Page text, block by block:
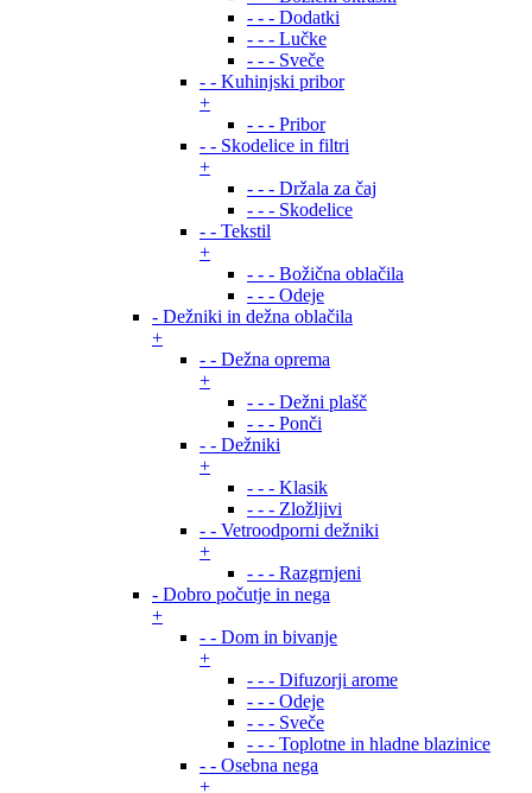
- - - Dodatki
- - - Lučke
- - - Sveče
- - Kuhinjski pribor
+
- - - Pribor
- - Skodelice in filtri
+
- - - Držala za čaj
- - - Skodelice
- - Tekstil
+
- - - Božična oblačila
- - - Odeje
- Dežniki in dežna oblačila
+
- - Dežna oprema
+
- - - Dežni plašč
- - - Ponči
- - Dežniki
+
- - - Klasik
- - - Zložljivi
- - Vetroodporni dežniki
+
- - - Razgrnjeni
- Dobro počutje in nega
+
- - Dom in bivanje
+
- - - Difuzorji arome
- - - Odeje
- - - Sveče
- - - Toplotne in hladne blazinice
- - Osebna nega
+